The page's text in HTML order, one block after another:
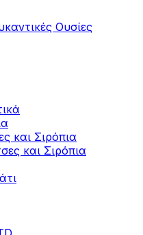
Ουσίες
και Σιρόπια
και Σιρόπια